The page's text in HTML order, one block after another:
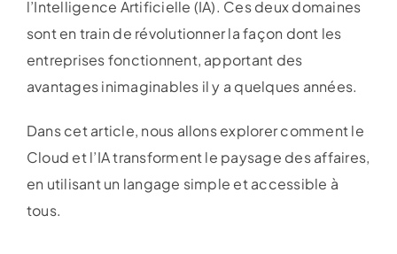
l’Intelligence Artificielle (IA). Ces deux domaines
sont en train de révolutionner la façon dont les
entreprises fonctionnent, apportant des
avantages inimaginables il y a quelques années.
Dans cet article, nous allons explorer comment le
Cloud et l’IA transforment le paysage des affaires,
en utilisant un langage simple et accessible à
tous.